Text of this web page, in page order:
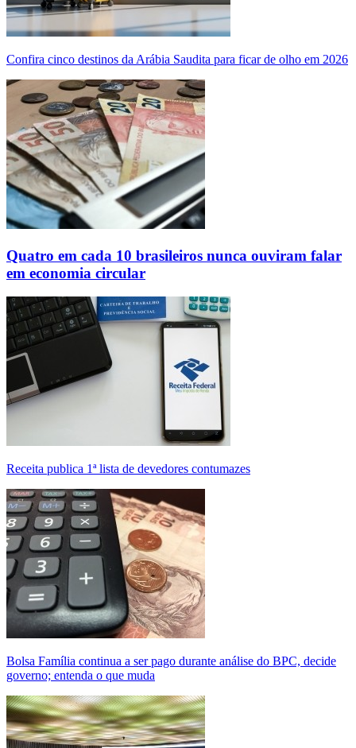
Confira cinco destinos da Arábia Saudita para ficar de olho em 2026
Quatro em cada 10 brasileiros nunca ouviram falar
em economia circular
Receita publica 1ª lista de devedores contumazes
Bolsa Família continua a ser pago durante análise do BPC, decide
governo; entenda o que muda